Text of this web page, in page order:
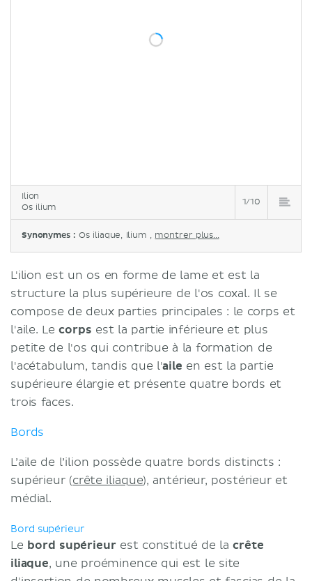
Ilion
Os ilium
1/10
Synonymes :Os iliaque, Ilium , montrer plus...
L'ilion est un os en forme de lame et est la
structure la plus supérieure de l'os coxal. Il se
compose de deux parties principales : le corps et
l'aile. Lecorps est la partie inférieure et plus
petite de l'os qui contribue à la formation de
l'acétabulum, tandis que l'aile en est la partie
supérieure élargie et présente quatre bords et
trois faces.
Bords
L’aile de l’ilion possède quatre bords distincts :
supérieur (crête iliaque), antérieur, postérieur et
médial.
Bord supérieur
Le bord supérieurest constitué de lacrête
iliaque, une proéminence qui est le site